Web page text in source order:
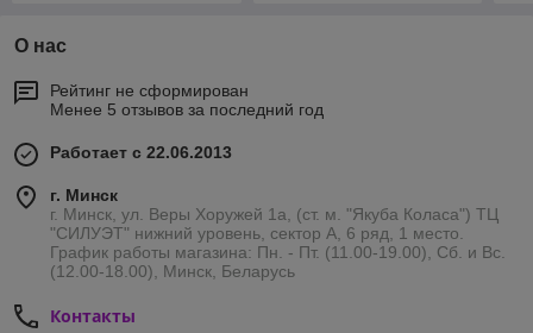
О нас
Рейтинг не сформирован
Менее 5 отзывов за последний год
Работает с 22.06.2013
г. Минск
г. Минск, ул. Веры Хоружей 1а, (ст. м. "Якуба Коласа") ТЦ
"СИЛУЭТ" нижний уровень, сектор А, 6 ряд, 1 место.
График работы магазина: Пн. - Пт. (11.00-19.00), Сб. и Вс.
(12.00-18.00), Минск, Беларусь
Контакты